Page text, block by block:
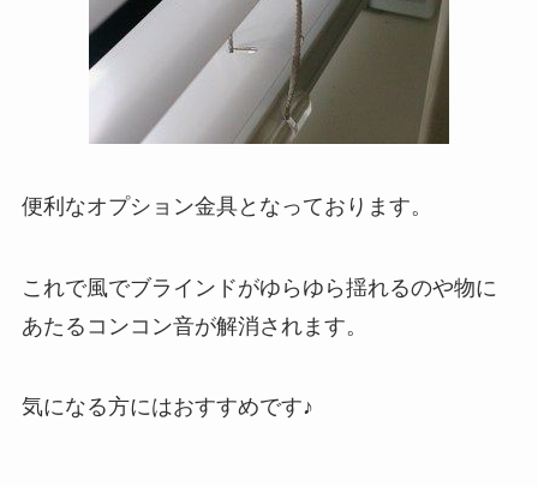
便利なオプション金具となっております。
これで風でブラインドがゆらゆら揺れるのや物に
あたるコンコン音が解消されます。
気になる方にはおすすめです♪